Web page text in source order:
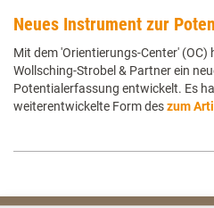
Neues Instrument zur
Mit dem 'Orientierungs-Center'
Wollsching-Strobel & Partner ein
Potentialerfassung entwickelt. Es
weiterentwickelte Form deszum